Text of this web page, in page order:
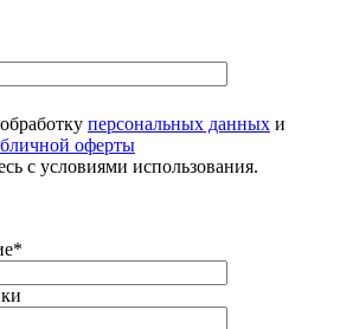
персональных данных и
оферты
с условиями использования.
*